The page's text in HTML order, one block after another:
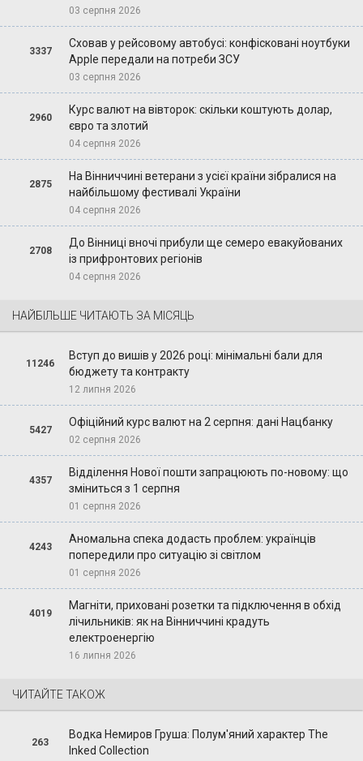
03 серпня 2026
3337
Сховав у рейсовому автобусі: конфісковані ноутбуки
Apple передали на потреби ЗСУ
03 серпня 2026
2960
Курс валют на вівторок: скільки коштують долар,
євро та злотий
04 серпня 2026
2875
На Вінниччині ветерани з усієї країни зібралися на
найбільшому фестивалі України
04 серпня 2026
2708
До Вінниці вночі прибули ще семеро евакуйованих
із прифронтових регіонів
04 серпня 2026
НАЙБІЛЬШЕ ЧИТАЮТЬ ЗА МІСЯЦЬ
11246
Вступ до вишів у 2026 році: мінімальні бали для
бюджету та контракту
12 липня 2026
5427
Офіційний курс валют на 2 серпня: дані Нацбанку
02 серпня 2026
4357
Відділення Нової пошти запрацюють по-новому: що
зміниться з 1 серпня
01 серпня 2026
4243
Аномальна спека додасть проблем: українців
попередили про ситуацію зі світлом
01 серпня 2026
4019
Магніти, приховані розетки та підключення в обхід
лічильників: як на Вінниччині крадуть
електроенергію
16 липня 2026
ЧИТАЙТЕ ТАКОЖ
263
Водка Немиров Груша: Полум'яний характер The
Inked Collection